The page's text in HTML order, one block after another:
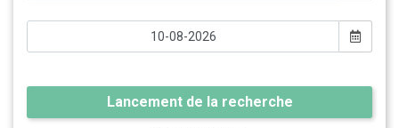
Lancement de la recherche